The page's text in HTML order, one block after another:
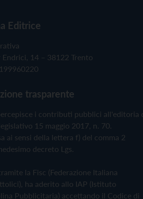
Editrice
14 – 38122 Trento
trasparente
i contributi pubblici all'editoria
15 maggio 2017, n. 70.
ai sensi della lettera f) del comma 2
decreto Lgs.
la Fisc (Federazione Italiana
ha aderito allo IAP (Istituto
Pubblicitaria) accettando il Codice di